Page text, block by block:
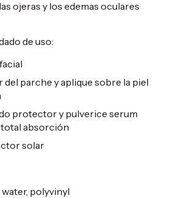
ojeras y los edemas oculares
de uso:
parche y aplique sobre la piel
protector y pulverice serum
absorción
solar
polyvinyl